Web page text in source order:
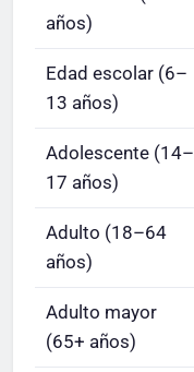
años)
Edad escolar (6–
13 años)
Adolescente (14–
17 años)
Adulto (18–64
años)
Adulto mayor
(65+ años)